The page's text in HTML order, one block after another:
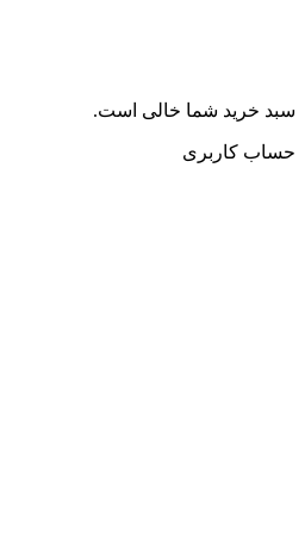
سبد خرید شما خالی است.
حساب کاربری